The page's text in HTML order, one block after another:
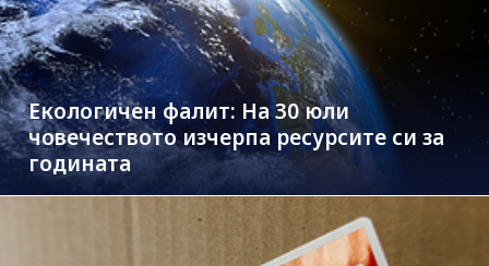
Екологичен фалит: На 30 юли
човечеството изчерпа ресурсите си за
годината